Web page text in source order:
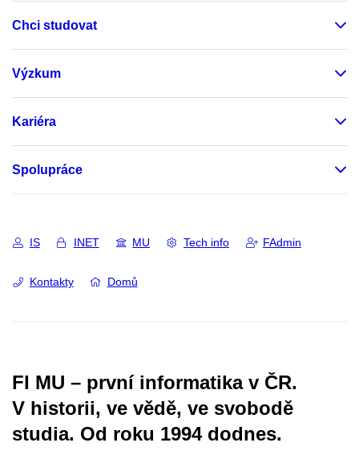
Chci studovat
Výzkum
Kariéra
Spolupráce
IS INET MU Tech info FAdmin
Kontakty Domů
FI MU – první informatika v ČR.
V historii, ve vědě, ve svobodě
studia. Od roku 1994 dodnes.